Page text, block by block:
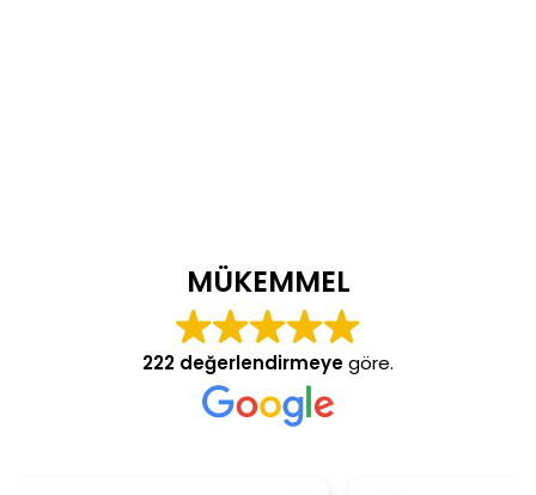
MÜKEMMEL
222 değerlendirmeyegöre.